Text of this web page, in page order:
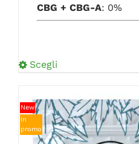
CBG + CBG-A: 0%
Scegli
New
In
promo